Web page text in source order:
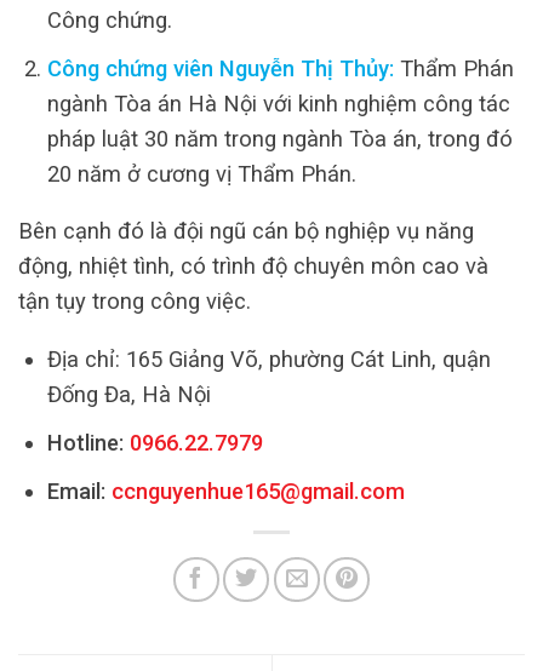
Công chứng.
Công chứng viên Nguyễn Thị Thủy: Thẩm Phán
ngành Tòa án Hà Nội với kinh nghiệm công tác
pháp luật 30 năm trong ngành Tòa án, trong đó
20 năm ở cương vị Thẩm Phán.
Bên cạnh đó là đội ngũ cán bộ nghiệp vụ năng
động, nhiệt tình, có trình độ chuyên môn cao và
tận tụy trong công việc.
Địa chỉ: 165 Giảng Võ, phường Cát Linh, quận
Đống Đa, Hà Nội
Hotline: 0966.22.7979
Email: ccnguyenhue165@gmail.com